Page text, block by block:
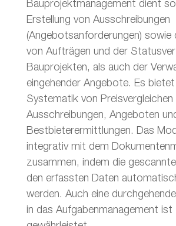
Bauprojektmanagement dient
Erstellung von Ausschreibungen
(Angebotsanforderungen) sowie
von Aufträgen und der
Bauprojekten, als auch der
eingehender Angebote. Es bietet
Systematik von
Ausschreibungen, Angeboten
Bestbieterermittlungen. Das
integrativ mit dem
zusammen, indem die
den erfassten Daten
werden. Auch eine
in das Aufgabenmanagement ist